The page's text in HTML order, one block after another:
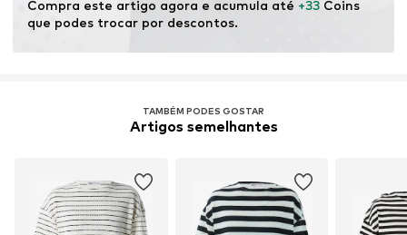
Compra este artigo agora e acumula até +33 Coins
que podes trocar por descontos.
TAMBÉM PODES GOSTAR
Artigos semelhantes